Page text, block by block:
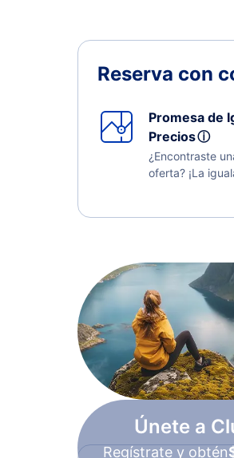
Reserva con
Promesa de
Preciosⓘ
¿Encontraste
oferta? ¡La
Únete a
Regístrate y obtén